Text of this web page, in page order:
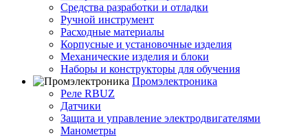
Средства разработки и отладки
Ручной инструмент
Расходные материалы
Корпусные и установочные изделия
Механические изделия и блоки
Наборы и конструкторы для обучения
Промэлектроника
Реле RBUZ
Датчики
Защита и управление электродвигателями
Манометры